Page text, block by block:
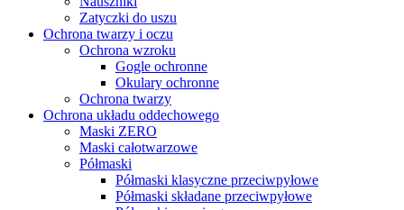
Zatyczki do uszu
Ochrona twarzy i oczu
Ochrona wzroku
Gogle ochronne
Okulary ochronne
Ochrona twarzy
Ochrona układu oddechowego
Maski ZERO
Maski całotwarzowe
Półmaski
Półmaski klasyczne przeciwpyłowe
Półmaski składane przeciwpyłowe